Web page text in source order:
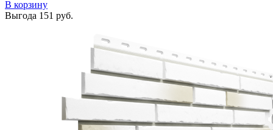
В корзину
Выгода 151 руб.